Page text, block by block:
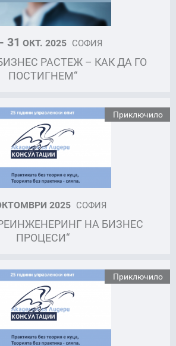
31 ОКТ. 2025 СОФИЯ
РАСТЕЖ – КАК ДА ГО
ПОСТИГНЕМ“
Приключило
2025 СОФИЯ
НА БИЗНЕС
ПРОЦЕСИ“
Приключило